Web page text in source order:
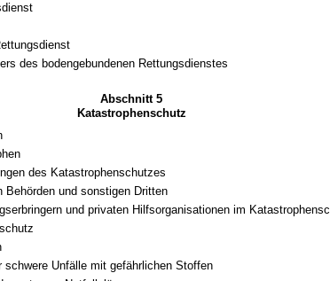
des bodengebundenen Rettungsdienstes
Abschnitt 5
Katastrophenschutz
des Katastrophenschutzes
Behörden und sonstigen Dritten
und privaten Hilfsorganisationen im
schwere Unfälle mit gefährlichen Stoffen